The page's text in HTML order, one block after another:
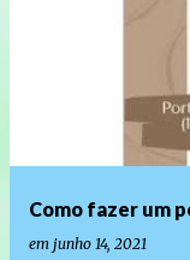
Como fazer um
em junho 14, 2021